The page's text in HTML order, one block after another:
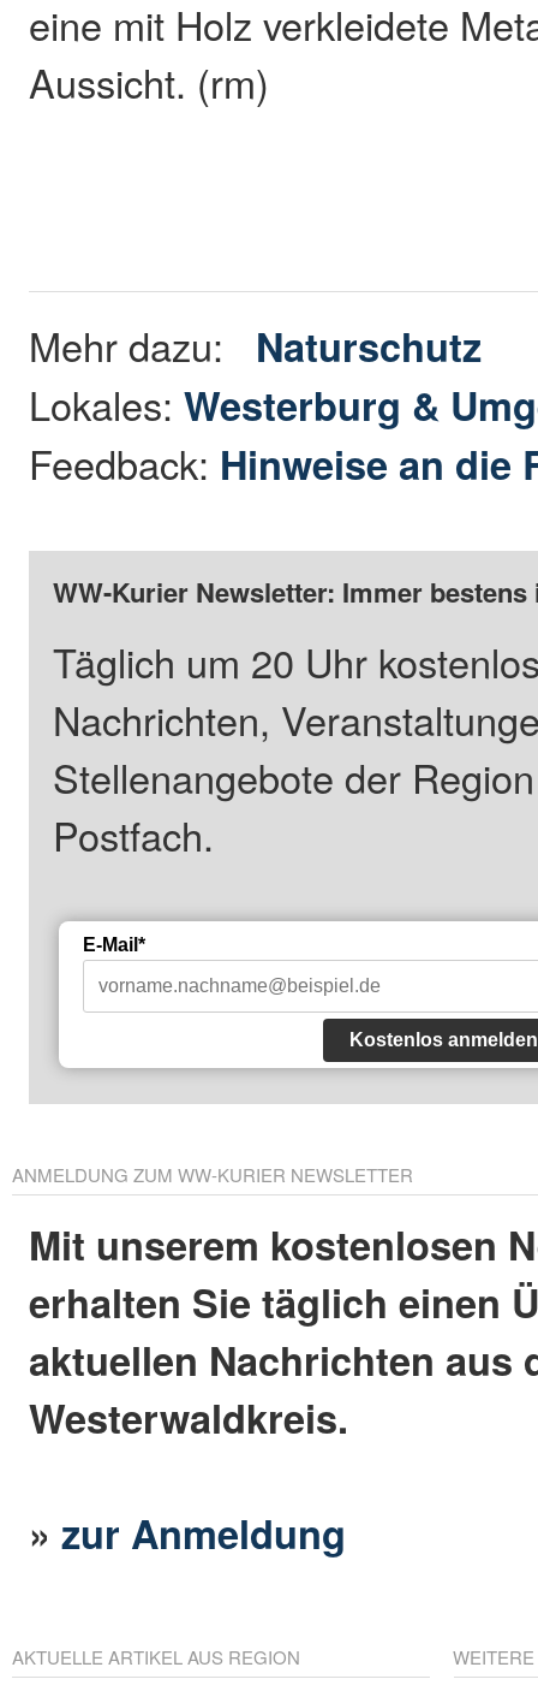
eine mit Holz verkleidete
Aussicht. (rm)
Mehr dazu: Naturschutz
Lokales:Westerburg &
Feedback: Hinweise an die
WW-Kurier Newsletter: Immer
Täglich um 20 Uhr
Nachrichten,
Stellenangebote der
Postfach.
E-Mail*
Kostenlos anmelden
ANMELDUNG ZUM WW-KURIER NEWSLETTER
Mit unserem kostenlosen
erhalten Sie täglich einen
aktuellen Nachrichten aus
Westerwaldkreis.
»zur Anmeldung
AKTUELLE ARTIKEL AUS REGION